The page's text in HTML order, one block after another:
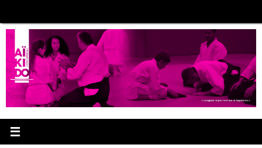
au
contenu